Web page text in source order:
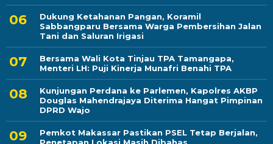
Dukung Ketahanan Pangan, Koramil
Sabbangparu Bersama Warga Pembersihan Jalan
Tani dan Saluran Irigasi
Bersama Wali Kota Tinjau TPA Tamangapa,
Menteri LH: Puji Kinerja Munafri Benahi TPA
Kunjungan Perdana ke Parlemen, Kapolres AKBP
Douglas Mahendrajaya Diterima Hangat Pimpinan
DPRD Wajo
Pemkot Makassar Pastikan PSEL Tetap Berjalan,